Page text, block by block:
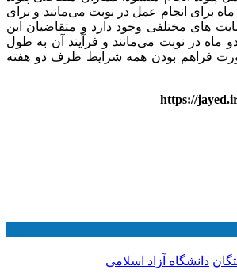
از جسد از یک ماه تا ۶ ماه برای انجام عمل در نوبت می‌مانند و برای
های مختلفی وجود دارد و متقاضیان این
ماه در نوبت می‌مانند و فرآیند آن به طول
فراهم بودن همه شرایط ظرف دو هفته
https://
دانشگاه آزاد اسلامی